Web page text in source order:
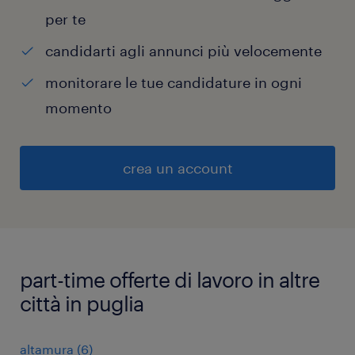
per te
candidarti agli annunci più velocemente
monitorare le tue candidature in ogni
momento
crea un account
part-time offerte di lavoro in altre
città in puglia
altamura (6)